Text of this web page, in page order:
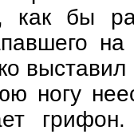
как бы
ногу